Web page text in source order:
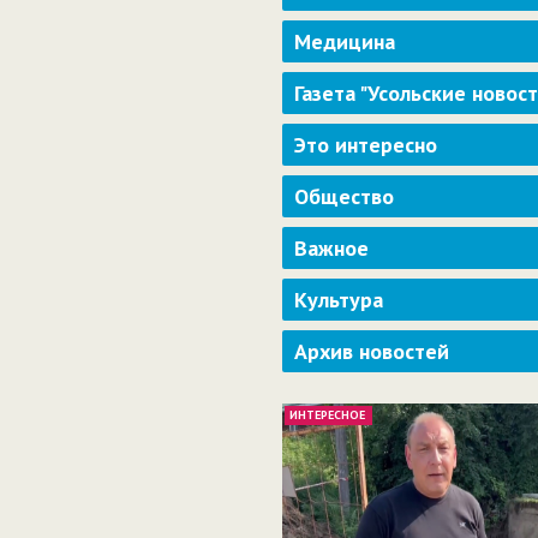
Медицина
Газета "Усольские
Это интересно
Общество
Важное
Культура
Архив новостей
ИНТЕРЕСНОЕ